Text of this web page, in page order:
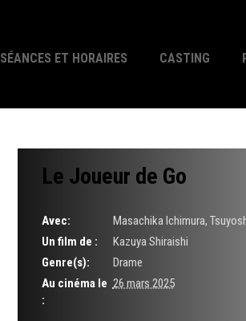
SÉANCES ET HORAIRES CASTING
Le Joueur de Go
Avec:
Masachika Ichimura,
Un film de :
Kazuya Shiraishi
Genre(s):
Drame
Au cinéma le
:
26 mars 2025